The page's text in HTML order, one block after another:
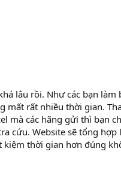
lâu rồi. Như các bạn làm
mất rất nhiều thời gian.
mà các hãng gửi thì bạn
cứu. Website sẽ tổng hợp
kiệm thời gian hơn đúng